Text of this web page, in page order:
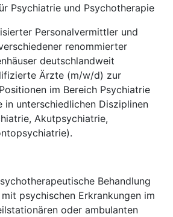
Psychiatrie und Psychotherapie
Personalvermittler und
renommierter
deutschlandweit
Ärzte (m/w/d) zur
im Bereich Psychiatrie
in unterschiedlichen Disziplinen
Akutpsychiatrie,
Behandlung
psychischen Erkrankungen im
oder ambulanten